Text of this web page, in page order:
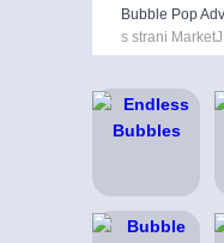
Bubble Pop
s strani